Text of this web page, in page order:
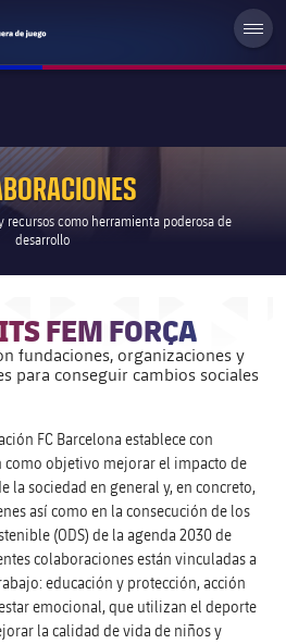
recursos como herramienta poderosa de
desarrollo
FEM FORÇA
fundaciones, organizaciones y
para conseguir cambios sociales
FC Barcelona establece con
como objetivo mejorar el impacto de
la sociedad en general y, en concreto,
así como en la consecución de los
(ODS) de la agenda 2030 de
colaboraciones están vinculadas a
educación y protección, acción
emocional, que utilizan el deporte
la calidad de vida de niños y